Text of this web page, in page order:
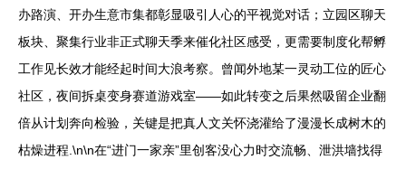
办路演、开办生意市集都彰显吸引人心的平视觉对话；立园区聊天
板块、聚集行业非正式聊天季来催化社区感受，更需要制度化帮孵
工作见长效才能经起时间大浪考察。曾闻外地某一灵动工位的匠心
社区，夜间拆桌变身赛道游戏室——如此转变之后果然吸留企业翻
倍从计划奔向检验，关键是把真人文关怀浇灌给了漫漫长成树木的
枯燥进程.\n\n在“进门一家亲”里创客没心力时交流畅、泄洪墙找得